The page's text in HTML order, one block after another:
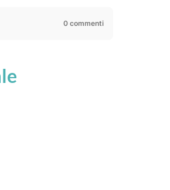
0 commenti